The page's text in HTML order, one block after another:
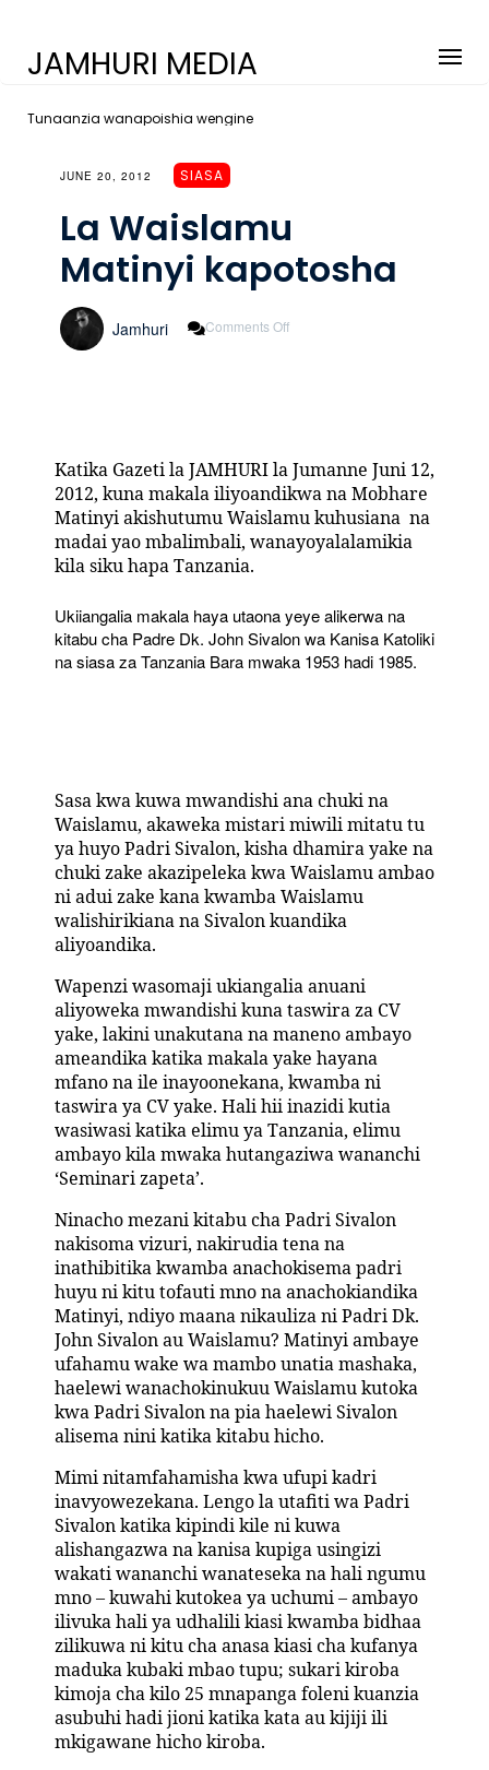
JAMHURI MEDIA
Tunaanzia wanapoishia wengine
JUNE 20, 2012 SIASA
La Waislamu
Matinyi kapotosha
Jamhuri Comments Off
Katika Gazeti la JAMHURI la Jumanne Juni 12,
2012, kuna makala iliyoandikwa na Mobhare
Matinyi akishutumu Waislamu kuhusiana na
madai yao mbalimbali, wanayoyalalamikia
kila siku hapa Tanzania.
Ukiiangalia makala haya utaona yeye alikerwa na
kitabu cha Padre Dk. John Sivalon wa Kanisa Katoliki
na siasa za Tanzania Bara mwaka 1953 hadi 1985.
Sasa kwa kuwa mwandishi ana chuki na
Waislamu, akaweka mistari miwili mitatu tu
ya huyo Padri Sivalon, kisha dhamira yake na
chuki zake akazipeleka kwa Waislamu ambao
ni adui zake kana kwamba Waislamu
walishirikiana na Sivalon kuandika
aliyoandika.
Wapenzi wasomaji ukiangalia anuani
aliyoweka mwandishi kuna taswira za CV
yake, lakini unakutana na maneno ambayo
ameandika katika makala yake hayana
mfano na ile inayoonekana, kwamba ni
taswira ya CV yake. Hali hii inazidi kutia
wasiwasi katika elimu ya Tanzania, elimu
ambayo kila mwaka hutangaziwa wananchi
‘Seminari zapeta’.
Ninacho mezani kitabu cha Padri Sivalon
nakisoma vizuri, nakirudia tena na
inathibitika kwamba anachokisema padri
huyu ni kitu tofauti mno na anachokiandika
Matinyi, ndiyo maana nikauliza ni Padri Dk.
John Sivalon au Waislamu? Matinyi ambaye
ufahamu wake wa mambo unatia mashaka,
haelewi wanachokinukuu Waislamu kutoka
kwa Padri Sivalon na pia haelewi Sivalon
alisema nini katika kitabu hicho.
Mimi nitamfahamisha kwa ufupi kadri
inavyowezekana. Lengo la utafiti wa Padri
Sivalon katika kipindi kile ni kuwa
alishangazwa na kanisa kupiga usingizi
wakati wananchi wanateseka na hali ngumu
mno – kuwahi kutokea ya uchumi – ambayo
ilivuka hali ya udhalili kiasi kwamba bidhaa
zilikuwa ni kitu cha anasa kiasi cha kufanya
maduka kubaki mbao tupu; sukari kiroba
kimoja cha kilo 25 mnapanga foleni kuanzia
asubuhi hadi jioni katika kata au kijiji ili
mkigawane hicho kiroba.